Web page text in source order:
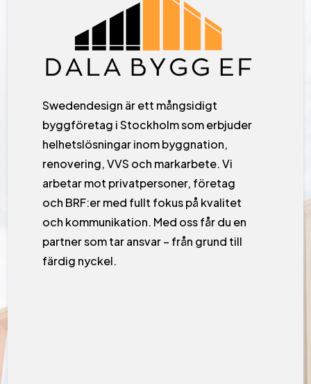
Swedendesign är ett mångsidigt
byggföretag i Stockholm som erbjuder
helhetslösningar inom byggnation,
renovering, VVS och markarbete. Vi
arbetar mot privatpersoner, företag
och BRF:er med fullt fokus på kvalitet
och kommunikation. Med oss får du en
partner som tar ansvar – från grund till
färdig nyckel.